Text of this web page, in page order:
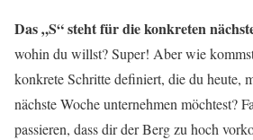
Das „S“ steht für die konkreten
wohin du willst? Super! Aber wie
konkrete Schritte definiert, die du heute,
nächste Woche unternehmen möchtest?
passieren, dass dir der Berg zu hoch